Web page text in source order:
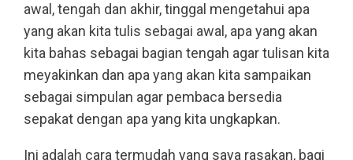
awal, tengah dan akhir, tinggal mengetahui apa
yang akan kita tulis sebagai awal, apa yang akan
kita bahas sebagai bagian tengah agar tulisan kita
meyakinkan dan apa yang akan kita sampaikan
sebagai simpulan agar pembaca bersedia
sepakat dengan apa yang kita ungkapkan.
Ini adalah cara termudah yang saya rasakan, bagi